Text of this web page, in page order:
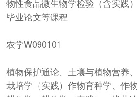
物性食品微生物学检验（含实践）
毕业论文等课程
农学W090101
植物保护通论、土壤与植物营养
栽培学（实践）作物育种学、作